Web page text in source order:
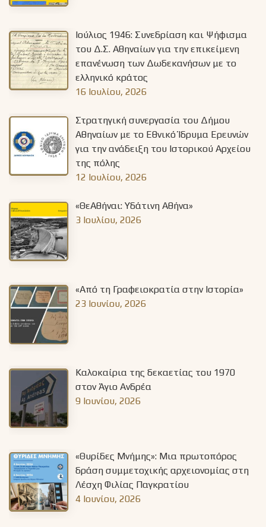
Ιούλιος 1946: Συνεδρίαση και Ψήφισμα
του Δ.Σ. Αθηναίων για την επικείμενη
επανένωση των Δωδεκανήσων με το
ελληνικό κράτος
16 Ιουλίου, 2026
Στρατηγική συνεργασία του Δήμου
Αθηναίων με το Εθνικό Ίδρυμα Ερευνών
για την ανάδειξη του Ιστορικού Αρχείου
της πόλης
12 Ιουλίου, 2026
«ΘεΑθήναι: Υδάτινη Αθήνα»
3 Ιουλίου, 2026
«Από τη Γραφειοκρατία στην Ιστορία»
23 Ιουνίου, 2026
Καλοκαίρια της δεκαετίας του 1970
στον Άγιο Ανδρέα
9 Ιουνίου, 2026
«Θυρίδες Μνήμης»: Μια πρωτοπόρος
δράση συμμετοχικής αρχειονομίας στη
Λέσχη Φιλίας Παγκρατίου
4 Ιουνίου, 2026